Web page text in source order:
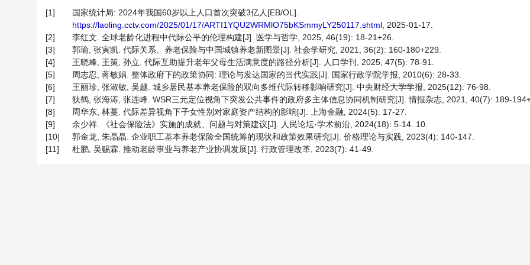
[1]
国家统计局: 2024年我国60岁以上人口首次突破3亿人[EB/OL].
https://laoling.cctv.com/2025/01/17/ARTI1YQU2WRMlO75bKSmmyLY250117.shtml , 2025-01-17.
[2]
李红文. 全球老龄化进程中代际公平的伦理构建[J]. 医学与哲学, 2025, 46(19): 18-21+26.
[3]
郭瑜, 张寅凯. 代际关系、养老保险与中国城镇养老新图景[J]. 社会学研究, 2021, 36(2): 160-180+229.
[4]
王晓峰, 王策, 孙立. 代际互助提升老年父母生活满意度的路径分析[J]. 人口学刊, 2025, 47(5): 78-91.
[5]
周志忍, 蒋敏娟. 整体政府下的政策协同: 理论与发达国家的当代实践[J]. 国家行政学院学报, 2010(6): 28-33.
[6]
王丽珍, 张淑敏, 吴越. 城乡居民基本养老保险的双向多维代际转移影响研究[J]. 中央财经大学学报, 2025(12): 76-98.
[7]
狄鹤, 张海涛, 张连峰. WSR三元定位视角下突发公共事件的政府多主体信息协同机制研究[J]. 情报杂志, 2021, 40(7): 189-
[8]
周华东, 林蔓. 代际差异视角下子女性别对家庭资产结构的影响[J]. 上海金融, 2024(5): 17-27.
[9]
余少祥. 《社会保险法》实施的成就、问题与对策建议[J]. 人民论坛·学术前沿, 2024(18): 5-14. 10.
[10]
郭金龙, 朱晶晶. 企业职工基本养老保险全国统筹的现状和政策效果研究[J]. 价格理论与实践, 2023(4): 140-147.
[11]
杜鹏, 吴赐霖. 推动老龄事业与养老产业协调发展[J]. 行政管理改革, 2023(7): 41-49.